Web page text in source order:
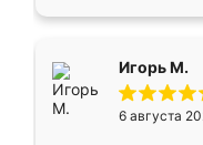
Игорь М.
6 августа